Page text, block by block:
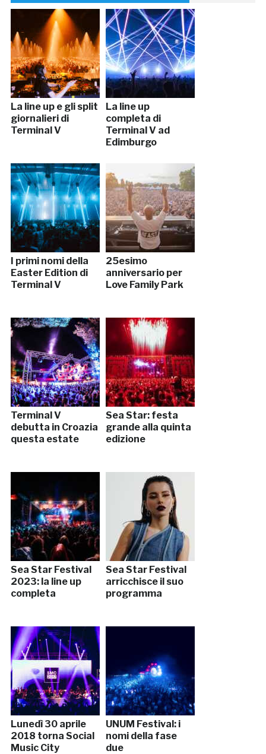
La line up e gli split
giornalieri di
Terminal V
La line up
completa di
Terminal V ad
Edimburgo
I primi nomi della
Easter Edition di
Terminal V
25esimo
anniversario per
Love Family Park
Terminal V
debutta in Croazia
questa estate
Sea Star: festa
grande alla quinta
edizione
Sea Star Festival
2023: la line up
completa
Sea Star Festival
arricchisce il suo
programma
Lunedì 30 aprile
2018 torna Social
Music City
UNUM Festival: i
nomi della fase
due